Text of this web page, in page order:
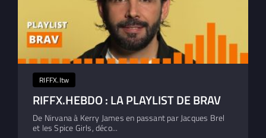
RIFFX.Itw
RIFFX.HEBDO : LA PLAYLIST DE BRAV
De Nirvana à Kerry James en passant par Jacques Brel
et les Spice Girls, déco...